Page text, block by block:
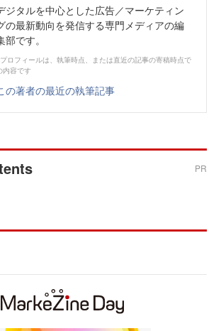
ジタルを中心とした広告／マーケティン
の最新動向を発信する専門メディアの編
部です。
ロフィールは、執筆時点、または直近の記事の寄稿時点で
内容です
の著者の最近の執筆記事
PR